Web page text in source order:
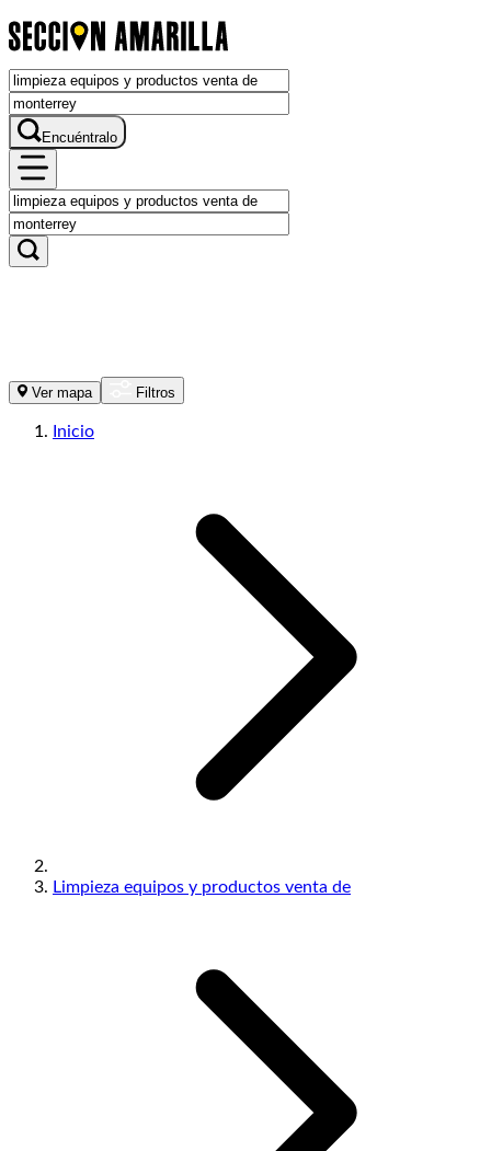
Encuéntralo
Ver mapa Filtros
Inicio
Limpieza equipos y productos venta de